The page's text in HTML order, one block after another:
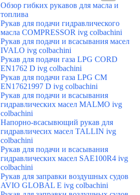
Обзор гибких рукавов для масла и
топлива
Рукав для подачи гидравлического
масла COMPRESSOR ivg colbachini
Рукав для подачи и всасывания масел
IVALO ivg colbachini
Рукав для подачи газа LPG CORD
EN1762 D ivg colbachini
Рукав для подачи газа LPG CM
EN17621997 D ivg colbachini
Рукав для подачи и всасывания
гидравлических масел MALMO ivg
colbachini
Напорно-всасывющий рукав для
гидравличесих масел TALLIN ivg
colbachini
Рукав для подачи и всасывания
гидравлических масел SAE100R4 ivg
colbachini
Рукав для заправки воздушных судов
AVIO GLOBAL E ivg colbachini